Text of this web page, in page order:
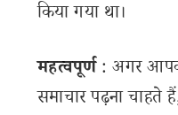
किया गया था।
महत्वपूर्ण: अगर
समाचार पढ़ना चाहते